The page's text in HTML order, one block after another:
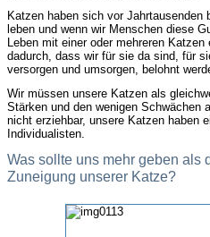
Katzen haben sich vor
leben und wenn wir Menschen diese
Leben mit einer oder mehreren
dadurch, dass wir für sie da sind, für
versorgen und umsorgen, belohnt
Wir müssen unsere Katzen als
Stärken und den wenigen Schwächen
nicht erziehbar, unsere Katzen haben
Individualisten.
Was sollte uns mehr geben als
Zuneigung unserer Katze?